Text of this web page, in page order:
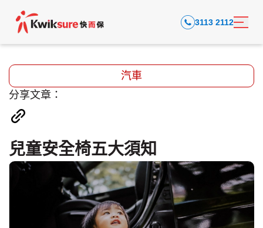
3113 2112
汽車
分享文章：
兒童安全椅五大須知